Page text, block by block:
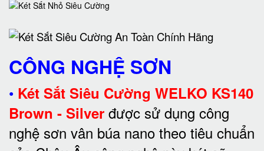
CÔNG NGHỆ SƠN
• Két Sắt Siêu Cường WELKO KS140
Brown - Silver được sử dụng công
nghệ sơn vân búa nano theo tiêu chuẩn